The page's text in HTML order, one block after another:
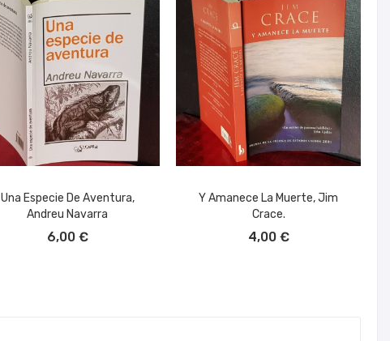
Una Especie De Aventura,
Andreu Navarra
6,00 €
Y Amanece La Muerte, Jim
Crace.
4,00 €